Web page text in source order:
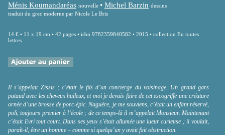
Ménis Koumandaréas nouvelle • Michel Barzin dessins
traduit du grec moderne par Nicole Le Bris
14 € • 11 x 19 cm • 42 pages • isbn 9782359840582 • 2015 • collection En toutes
lettres
Il s’appelait Zissis ; c’était le fils d’un concierge du voisinage. Un grand gars
pataud avec les cheveux huileux, et moi je devais faire de cet escogriffe une créature
ornée d’une brosse de porc-épic. Naguère, je me souviens, c’était un enfant réservé,
poli, toujours premier à l’école ; de ce temps-là il m’appelait Monsieur. Maintenant
c’était Evri tout court. Dans ses yeux s’était allumée une lueur curieuse ; il voulait,
paraît-il, être un homme – comme si quelqu’un y avait fait obstruction.